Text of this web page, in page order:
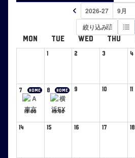
keyboard_arrow_left
絞り込みtune format_list_bulleted
MON
TUE WED THU
1 2 3 4
7 HOME
19:00
8 HOME
19:00
9 10 11
14 15 16 17 18